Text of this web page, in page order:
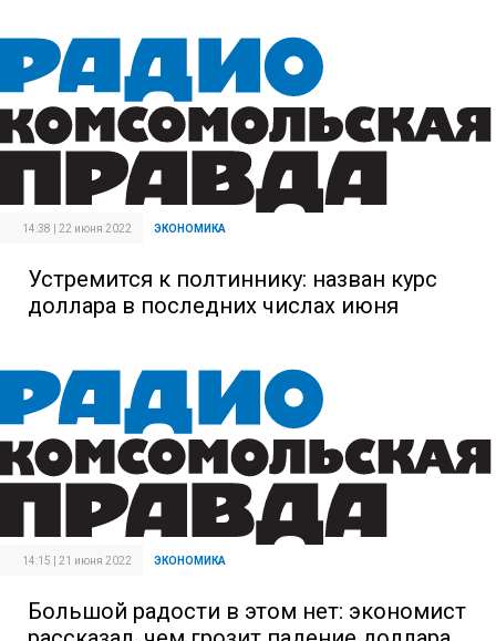
14:38 | 22 июня 2022 ЭКОНОМИКА
Устремится к полтиннику: назван курс
доллара в последних числах июня
14:15 | 21 июня 2022 ЭКОНОМИКА
Большой радости в этом нет: экономист